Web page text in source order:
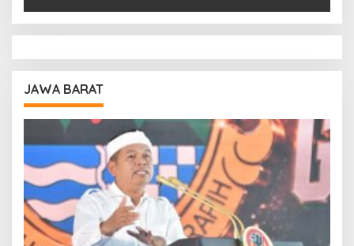
JAWA BARAT